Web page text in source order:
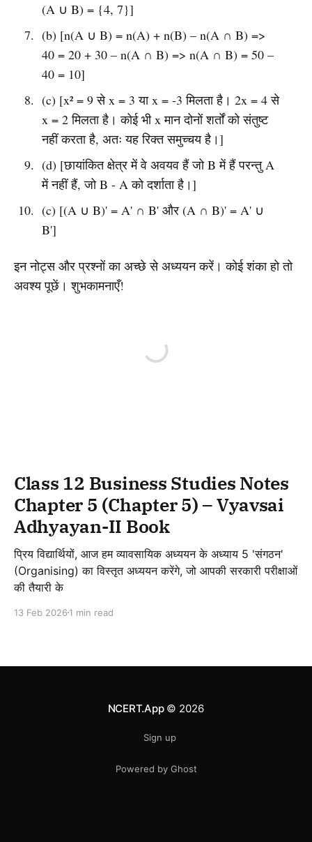
(A ∪ B) = {4, 7}]
(b) [n(A ∪ B) = n(A) + n(B) – n(A ∩ B) =>
40 = 20 + 30 – n(A ∩ B) => n(A ∩ B) = 50 –
40 = 10]
(c) [x² = 9 से x = 3 या x = -3 मिलता है। 2x = 4 से
x = 2 मिलता है। कोई भी x मान दोनों शर्तों को संतुष्ट
नहीं करता है, अतः यह रिक्त समुच्चय है।]
(d) [छायांकित क्षेत्र में वे अवयव हैं जो B में हैं परन्तु A
में नहीं हैं, जो B - A को दर्शाता है।]
(c) [(A ∪ B)' = A' ∩ B' और (A ∩ B)' = A' ∪
B']
इन नोट्स और प्रश्नों का अच्छे से अध्ययन करें। कोई शंका हो तो
अवश्य पूछें। शुभकामनाएँ!
Class 12 Business Studies Notes
Chapter 5 (Chapter 5) – Vyavsai
Adhyayan-II Book
प्रिय विद्यार्थियों, आज हम व्यावसायिक अध्ययन के अध्याय 5 'संगठन'
(Organising) का विस्तृत अध्ययन करेंगे, जो आपकी सरकारी परीक्षाओं
की तैयारी के
13 Feb 2026 1 min read
NCERT.App© 2026
Sign up
Powered by Ghost